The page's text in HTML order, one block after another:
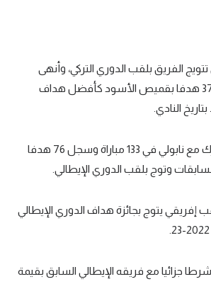
الفريق بلقب الدوري التركي، وأنهى
الموسم وفي رصيده 37 هدفا بقميص الأسود كأفضل هداف
النادي.
صاحب الـ 26 عاما شارك مع نابولي في 133 مباراة وسجل 76 هدفا
إفريقي يتوج بجائزة هداف الدوري الإيطالي
جزائيا مع فريقه الإيطالي السابق بقيمة